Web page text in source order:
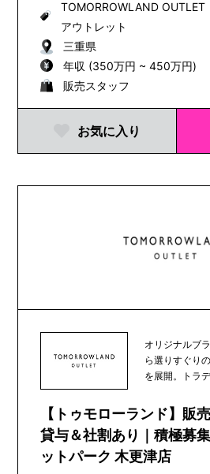
TOMORROWLAND OUTLET
アウトレット
三重県
年収 (350万円 ~ 450万円)
販売スタッフ
お気に入り
オリジナルブ
ら選りすぐり
を展開。トラ
【トゥモローランド】販
貸与＆社割あり｜積極募
ットパーク 木更津店